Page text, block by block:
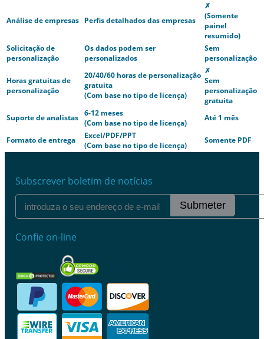
Análise de empresas Perfis detalhados das empresas
✗
(Somente
painel
resumido)
Solicitação de
personalização
Os dados podem ser
personalizados
Sem
personalização
Horas gratuitas de
personalização
20/40/60 horas de personalização
gratuita
(Com base no tipo de licença)
✗
Sem
personalização
gratuita
Suporte de analistas 6-12 meses
(Com base no tipo de licença)
Até 1 mês
Formato de entrega
Excel/PDF/PPT
(Com base no tipo de licença)
Somente PDF
Subscrever boletim de notícias
Submeter
Confie on-line